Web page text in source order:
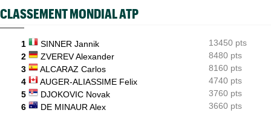
Musetti
09:20
ATP / WTA
Tous les résultats de ce jeudi 6 août 2026 et de la nuit
09:00
ATP - Montréal
Rinderknech profite de l'abandon de Tiafoe et file en huitièmes
CLASSEMENT MONDIAL ATP
1 SINNER Jannik
13450 pts
2
ZVEREV Alexander
8480 pts
3
ALCARAZ Carlos
8160 pts
4
AUGER-ALIASSIME Felix
4740 pts
5
DJOKOVIC Novak
3760 pts
6
DE MINAUR Alex
3660 pts